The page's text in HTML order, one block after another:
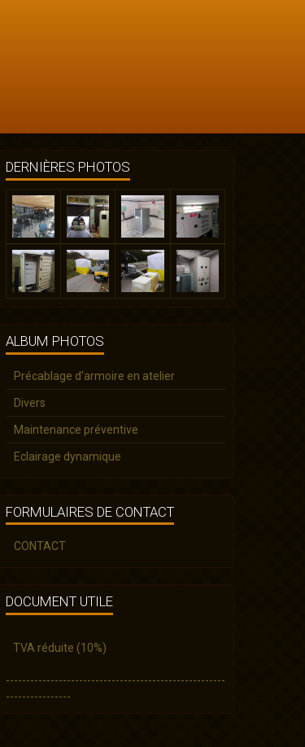
DERNIÈRES PHOTOS
ALBUM PHOTOS
Précablage d'armoire en atelier
Divers
Maintenance préventive
Eclairage dynamique
FORMULAIRES DE CONTACT
CONTACT
DOCUMENT UTILE
TVA réduite (10%)
------------------------------------------------------
----------------